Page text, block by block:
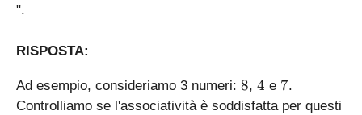
".
RISPOSTA:
Ad esempio, consideriamo 3 numeri: 8
8, 4
4 e 7
7.
Controlliamo se l'associatività è soddisfatta per questi